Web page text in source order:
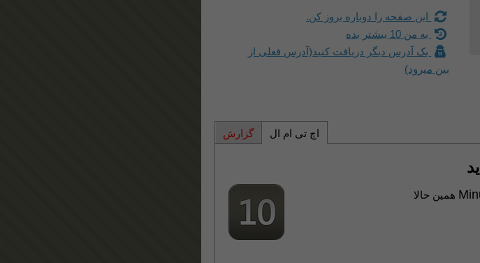
این صفحه را دوباره بروز کن.
به من 10 بیشتر بده
یک آدرس دیگر دریافت کنید(آدرس فعلی از
بین میرود)
گزارش اچ تی ام ال
همین حالا